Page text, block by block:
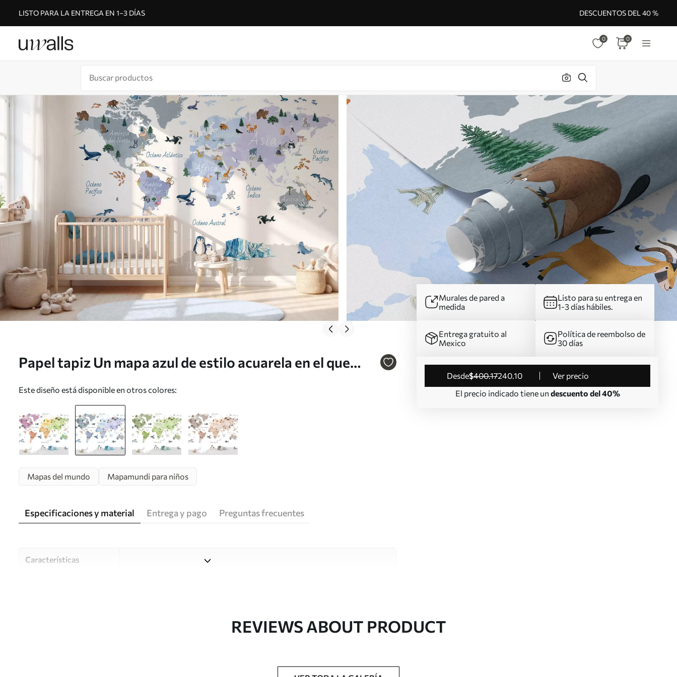
LISTO PARA LA ENTREGA EN 1–3 DÍAS DESCUENTOS DEL 40 %
0 0
Papel tapiz Un mapa azul de estilo acuarela en el que
Etiquetas en español Nr. c00009esv1
Este diseño está disponible en otros colores:
Murales de pared a
medida
Listo para su entrega en
1-3 días hábiles.
Entrega gratuito al
Mexico
Política de reembolso de
30 días
desde$400.17240.10
Ver precio
El precio indicado tiene un descuento del 40%
Mapas del mundo Mapamundi para niños
Especificaciones y material Entrega y pago Preguntas frecuentes
Características
REVIEWS ABOUT PRODUCT